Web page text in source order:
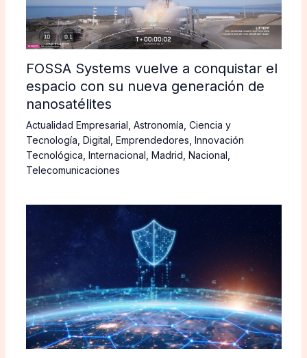
FOSSA Systems vuelve a conquistar el
espacio con su nueva generación de
nanosatélites
Actualidad Empresarial Astronomía Ciencia y
Tecnología Digital Emprendedores Innovación
Tecnológica Internacional Madrid Nacional
Telecomunicaciones